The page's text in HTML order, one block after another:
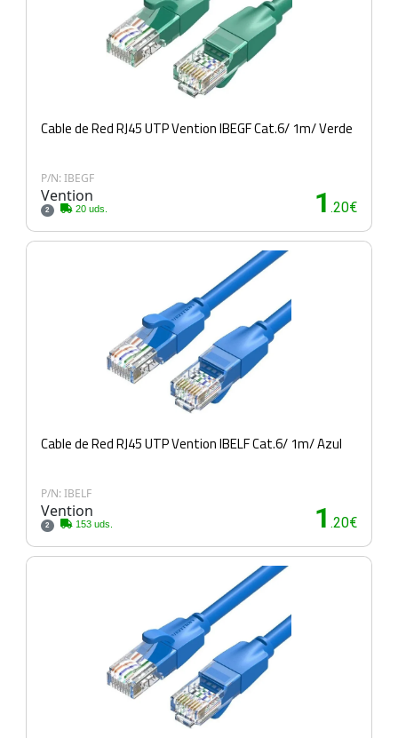
Cable de Red RJ45 UTP Vention IBEGF Cat.6/ 1m/ Verde
P/N: IBEGF
Vention
2 20 uds. 1 .20€
Cable de Red RJ45 UTP Vention IBELF Cat.6/ 1m/ Azul
P/N: IBELF
Vention
2 153 uds. 1 .20€